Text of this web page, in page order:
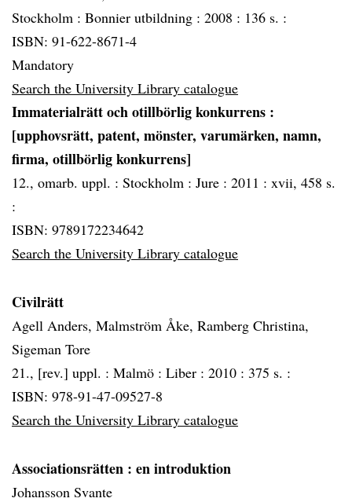
Stockholm : Bonnier utbildning : 2008 : 136 s. :
ISBN: 91-622-8671-4
Mandatory
Search the University Library catalogue
Immaterialrätt och otillbörlig konkurrens :
[upphovsrätt, patent, mönster, varumärken, namn,
firma, otillbörlig konkurrens]
12., omarb. uppl. : Stockholm : Jure : 2011 : xvii, 458 s.
:
ISBN: 9789172234642
Search the University Library catalogue
Civilrätt
Agell Anders, Malmström Åke, Ramberg Christina,
Sigeman Tore
21., [rev.] uppl. : Malmö : Liber : 2010 : 375 s. :
ISBN: 978-91-47-09527-8
Search the University Library catalogue
Associationsrätten : en introduktion
Johansson Svante